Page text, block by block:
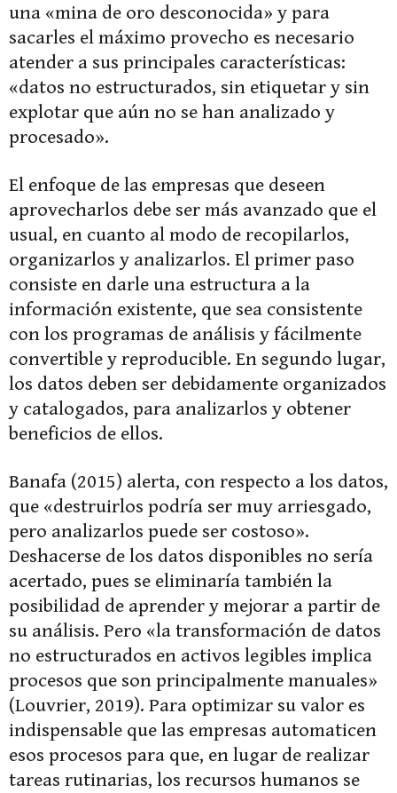
una «mina de oro desconocida» y para
sacarles el máximo provecho es necesario
atender a sus principales características:
«datos no estructurados, sin etiquetar y sin
explotar que aún no se han analizado y
procesado».
El enfoque de las empresas que deseen
aprovecharlos debe ser más avanzado que el
usual, en cuanto al modo de recopilarlos,
organizarlos y analizarlos. El primer paso
consiste en darle una estructura a la
información existente, que sea consistente
con los programas de análisis y fácilmente
convertible y reproducible. En segundo lugar,
los datos deben ser debidamente organizados
y catalogados, para analizarlos y obtener
beneficios de ellos.
Banafa (2015) alerta, con respecto a los datos,
que «destruirlos podría ser muy arriesgado,
pero analizarlos puede ser costoso».
Deshacerse de los datos disponibles no sería
acertado, pues se eliminaría también la
posibilidad de aprender y mejorar a partir de
su análisis. Pero «la transformación de datos
no estructurados en activos legibles implica
procesos que son principalmente manuales»
(Louvrier, 2019). Para optimizar su valor es
indispensable que las empresas automaticen
esos procesos para que, en lugar de realizar
tareas rutinarias, los recursos humanos se